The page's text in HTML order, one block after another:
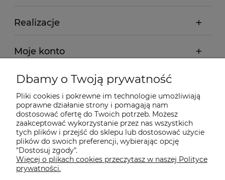
Realizacje
Moje konto
Regulamin
Dostawa - realizacja
Gwarancja i zwroty
Pomoc
Dbamy o Twoją prywatność
Pliki cookies i pokrewne im technologie umożliwiają
poprawne działanie strony i pomagają nam
dostosować ofertę do Twoich potrzeb. Możesz
zaakceptować wykorzystanie przez nas wszystkich
tych plików i przejść do sklepu lub dostosować użycie
plików do swoich preferencji, wybierając opcję
"Dostosuj zgody".
Więcej o plikach cookies przeczytasz w naszej Polityce
prywatności.